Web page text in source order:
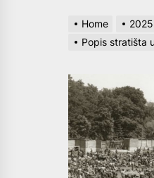
Home 2025
Popis stratišta